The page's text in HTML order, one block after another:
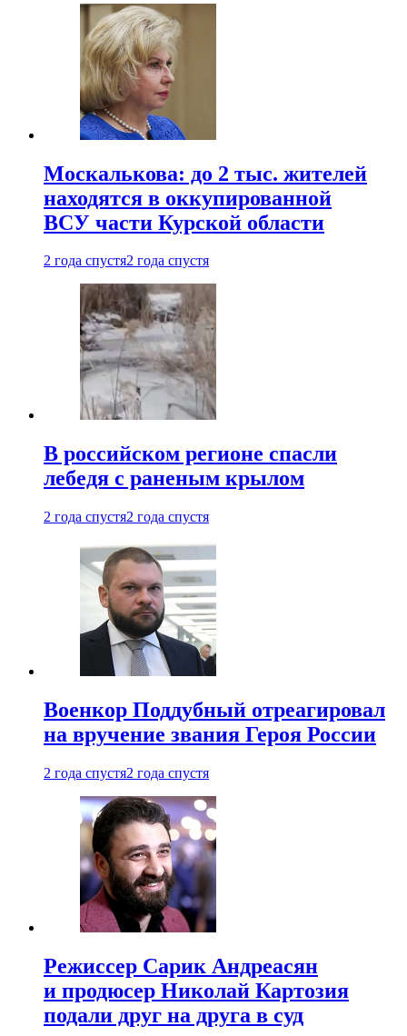
Москалькова: до 2 тыс. жителей
находятся в оккупированной
ВСУ части Курской области
2 года спустя2 года спустя
В российском регионе спасли
лебедя с раненым крылом
2 года спустя2 года спустя
Военкор Поддубный отреагировал
на вручение звания Героя России
2 года спустя2 года спустя
Режиссер Сарик Андреасян
и продюсер Николай Картозия
подали друг на друга в суд